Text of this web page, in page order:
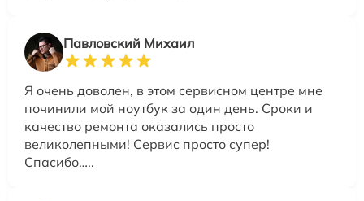
Павловский Михаил
Я очень доволен, в этом сервисном центре мне
починили мой ноутбук за один день. Сроки и
качество ремонта оказались просто
великолепными! Сервис просто супер!
Спасибо…..